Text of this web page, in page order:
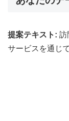
提案テキスト: 訪
サービスを通じ